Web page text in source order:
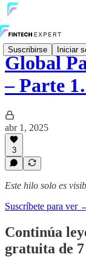
Suscribirse Iniciar
Global
– Parte
abr 1, 2025
3
Este hilo solo es
Suscríbete para ver
Continúa
gratuita de